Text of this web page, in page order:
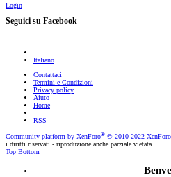
Login
Seguici su Facebook
Italiano
Contattaci
Termini e Condizioni
Privacy policy
Aiuto
Home
RSS
Community platform by XenForo® © 2010-2022
i diritti riservati - riproduzione anche parziale vietata
Top Bottom